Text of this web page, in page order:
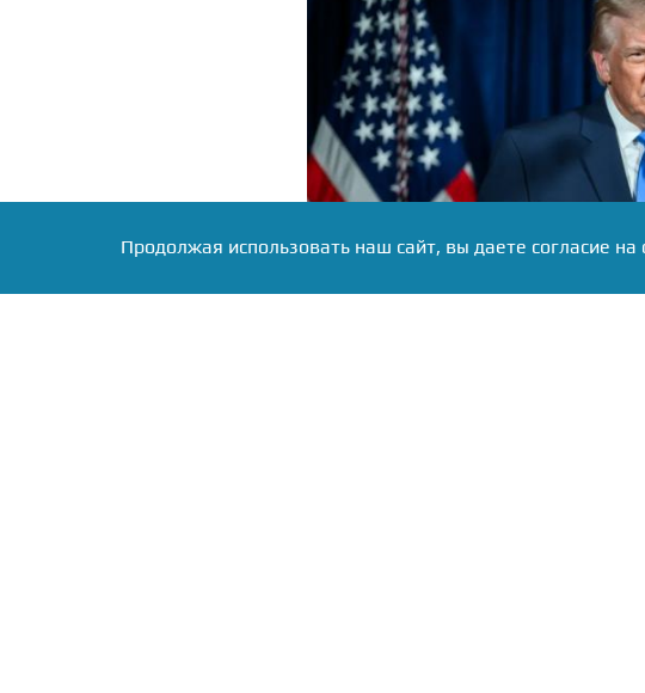
Продолжая использовать наш сайт, вы даете согласие